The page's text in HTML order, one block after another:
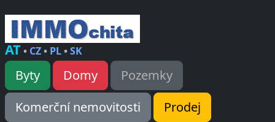
AT• CZ• PL•SK
Byty Domy
Pozemky
Komerční nemovitosti
Prodej